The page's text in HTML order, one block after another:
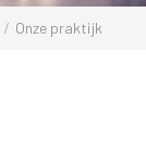
Onze praktijk